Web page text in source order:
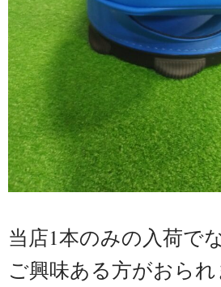
当店1本のみの入荷で
ご興味ある方がおら